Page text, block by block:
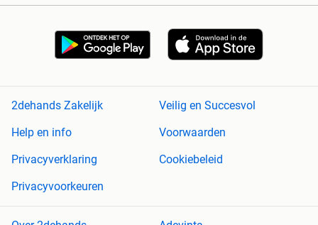
2dehands Zakelijk
Veilig en Succesvol
Help en info
Voorwaarden
Privacyverklaring
Cookiebeleid
Privacyvoorkeuren